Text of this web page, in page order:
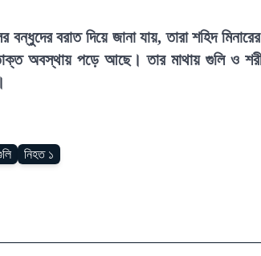
বন্ধুদের বরাত দিয়ে জানা যায়, তারা শহিদ
অবস্থায় পড়ে আছে। তার মাথায় গুলি ও
নিহত ১